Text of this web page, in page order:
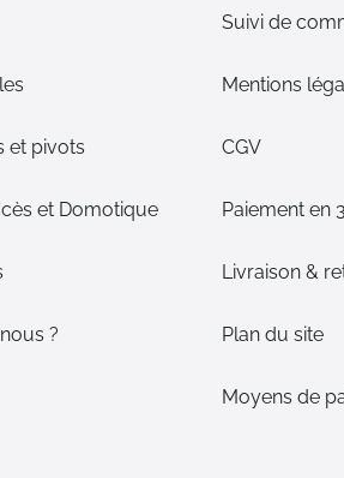
et pivots
et Domotique
?
Suivi de
Mentions
CGV
Paiement en
Livraison &
Plan du site
Moyens de